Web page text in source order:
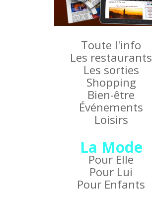
Toute l'info
Les restaurants
Les sorties
Shopping
Bien-être
Événements
Loisirs
La Mode
Pour Elle
Pour Lui
Pour Enfants